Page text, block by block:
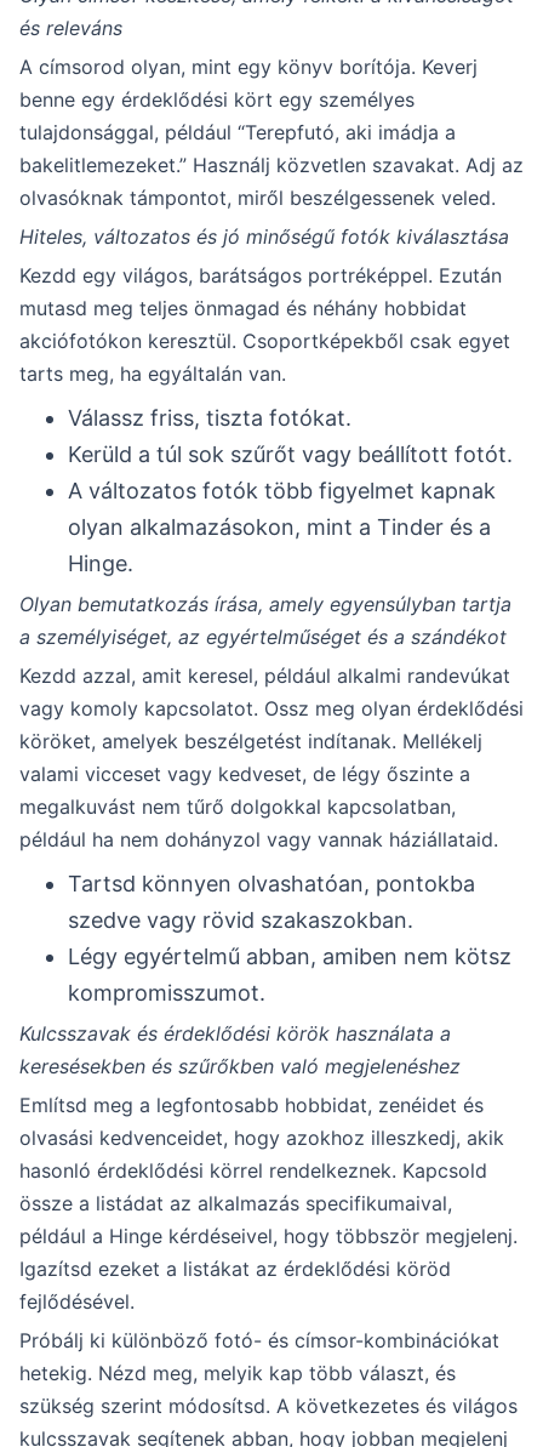
és releváns
A címsorod olyan, mint egy könyv borítója. Keverj
benne egy érdeklődési kört egy személyes
tulajdonsággal, például “Terepfutó, aki imádja a
bakelitlemezeket.” Használj közvetlen szavakat. Adj az
olvasóknak támpontot, miről beszélgessenek veled.
Hiteles, változatos és jó minőségű fotók kiválasztása
Kezdd egy világos, barátságos portréképpel. Ezután
mutasd meg teljes önmagad és néhány hobbidat
akciófotókon keresztül. Csoportképekből csak egyet
tarts meg, ha egyáltalán van.
Válassz friss, tiszta fotókat.
Kerüld a túl sok szűrőt vagy beállított fotót.
A változatos fotók több figyelmet kapnak
olyan alkalmazásokon, mint a Tinder és a
Hinge.
Olyan bemutatkozás írása, amely egyensúlyban tartja
a személyiséget, az egyértelműséget és a szándékot
Kezdd azzal, amit keresel, például alkalmi randevúkat
vagy komoly kapcsolatot. Ossz meg olyan érdeklődési
köröket, amelyek beszélgetést indítanak. Mellékelj
valami vicceset vagy kedveset, de légy őszinte a
megalkuvást nem tűrő dolgokkal kapcsolatban,
például ha nem dohányzol vagy vannak háziállataid.
Tartsd könnyen olvashatóan, pontokba
szedve vagy rövid szakaszokban.
Légy egyértelmű abban, amiben nem kötsz
kompromisszumot.
Kulcsszavak és érdeklődési körök használata a
keresésekben és szűrőkben való megjelenéshez
Említsd meg a legfontosabb hobbidat, zenéidet és
olvasási kedvenceidet, hogy azokhoz illeszkedj, akik
hasonló érdeklődési körrel rendelkeznek. Kapcsold
össze a listádat az alkalmazás specifikumaival,
például a Hinge kérdéseivel, hogy többször megjelenj.
Igazítsd ezeket a listákat az érdeklődési köröd
fejlődésével.
Próbálj ki különböző fotó- és címsor-kombinációkat
hetekig. Nézd meg, melyik kap több választ, és
szükség szerint módosítsd. A következetes és világos
kulcsszavak segítenek abban, hogy jobban megjelenj